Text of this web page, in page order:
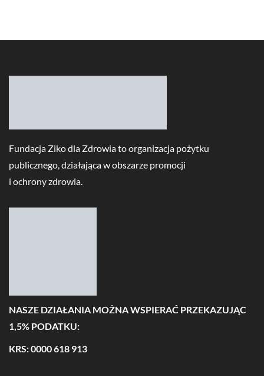
Fundacja Ziko dla Zdrowia to organizacja pożytku
publicznego, działająca w obszarze promocji
i ochrony zdrowia.
NASZE DZIAŁANIA MOŻNA WSPIERAĆ PRZEKAZUJĄC
1,5% PODATKU:
KRS: 0000 618 913